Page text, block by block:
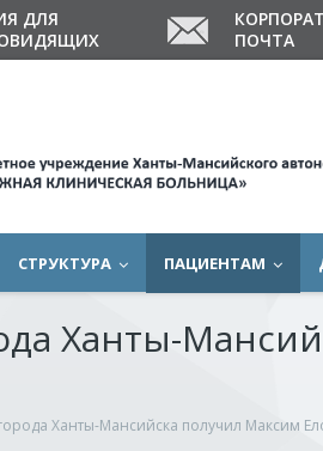
ПОЧТА
ДЛЯ
СТРУКТУРА ПАЦИЕНТАМ
Ханты-
Ханты-Мансийска получил Максим